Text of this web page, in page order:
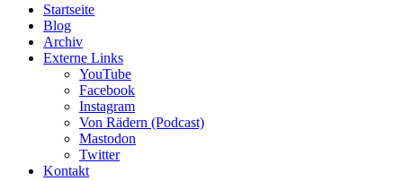
Startseite
Blog
Archiv
Externe Links
YouTube
Facebook
Instagram
Von Rädern (Podcast)
Mastodon
Twitter
Kontakt